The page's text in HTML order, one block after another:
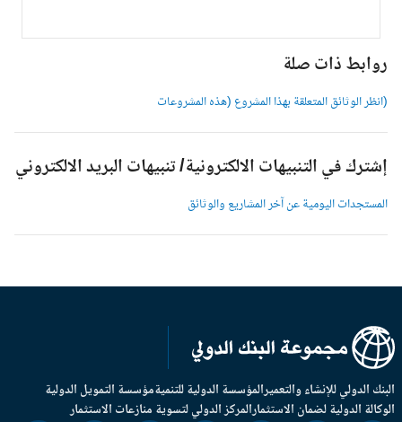
روابط ذات صلة
(انظر الوثائق المتعلقة بهذا المشروع (هذه المشروعات
إشترك في التنبيهات الالكترونية/ تنبيهات البريد الالكتروني
المستجدات اليومية عن آخر المشاريع والوثائق
الدولي للإنشاء والتعميرالمؤسسة الدولية للتنميةمؤسسة التمويل الدولية
الدولية لضمان الاستثمارالمركز الدولي لتسوية منازعات الاستثمار